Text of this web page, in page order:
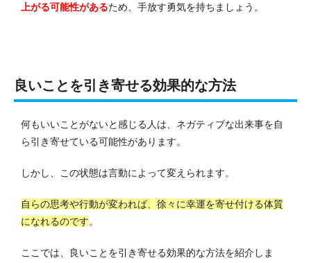
上がる可能性があるため、手放す勇気を持ちましょう。
良いことを引き寄せる効果的な方法
何もいいことがないと感じる人は、ネガティブな出来事を自
ら引き寄せている可能性があります。
しかし、この状態は言動によって変えられます。
自らの思考や行動が変われば、徐々に幸運を寄せ付ける体質
になれるのです。
ここでは、良いことを引き寄せる効果的な方法を紹介しま